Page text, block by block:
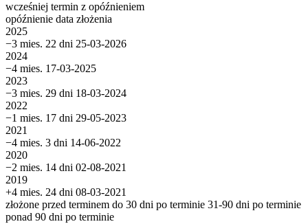
wcześniej termin z opóźnieniem
opóźnienie data złożenia
2025
−3 mies. 22 dni 25-03-2026
2024
−4 mies. 17-03-2025
2023
−3 mies. 29 dni 18-03-2024
2022
−1 mies. 17 dni 29-05-2023
2021
−4 mies. 3 dni 14-06-2022
2020
−2 mies. 14 dni 02-08-2021
2019
+4 mies. 24 dni 08-03-2021
złożone przed terminem do 30 dni po terminie 31-90 dni po terminie
ponad 90 dni po terminie